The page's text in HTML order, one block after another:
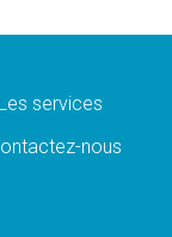
pour la
«c'est
Les services
nous